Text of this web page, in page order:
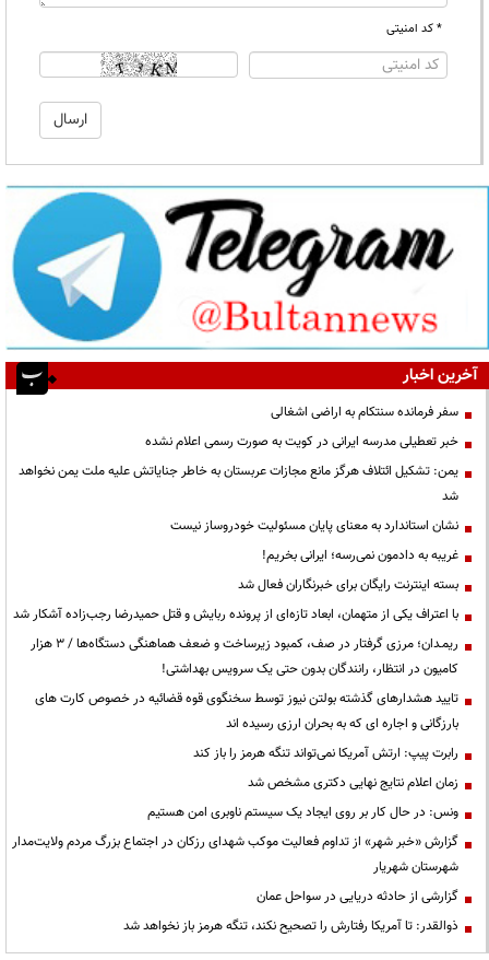
* کد امنیتی
آخرین اخبار
سفر فرمانده سنتکام به اراضی اشغالی
خبر تعطیلی مدرسه ایرانی در کویت به صورت رسمی اعلام نشده
یمن: تشکیل ائتلاف هرگز مانع مجازات عربستان به خاطر جنایاتش علیه ملت یمن نخواهد
شد
نشان استاندارد به معنای پایان مسئولیت خودروساز نیست
غریبه به دادمون نمی‌رسه؛ ایرانی بخریم!
بسته اینترنت رایگان برای خبرنگاران فعال شد
با اعتراف یکی از متهمان، ابعاد تازه‌ای از پرونده ربایش و قتل حمیدرضا رجب‌زاده آشکار شد
ریمـدان؛ مرزی گرفتار در صف، کمبود زیرساخت و ضعف هماهنگی دستگاه‌ها / ۳ هزار
کامیون در انتظار، رانندگان بدون حتی یک سرویس بهداشتی!
تایید هشدارهای گذشته بولتن نیوز توسط سخنگوی قوه قضائیه در خصوص کارت های
بارزگانی و اجاره ای که به بحران ارزی رسیده اند
رابرت پیپ: ارتش آمریکا نمی‌تواند تنگه هرمز را باز کند
زمان اعلام نتایج نهایی دکتری مشخص شد
ونس: در حال کار بر روی ایجاد یک سیستم ناوبری امن هستیم
گزارش «خبر شهر» از تداوم فعالیت موکب شهدای رزکان در اجتماع بزرگ مردم ولایت‌مدار
شهرستان شهریار
گزارشی از حادثه دریایی در سواحل عمان
ذوالقدر: تا آمریکا رفتارش را تصحیح نکند، تنگه هرمز باز نخواهد شد